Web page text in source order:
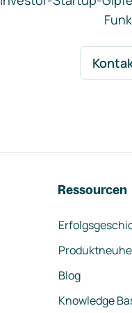
Ressourcen
Blog
Knowledge